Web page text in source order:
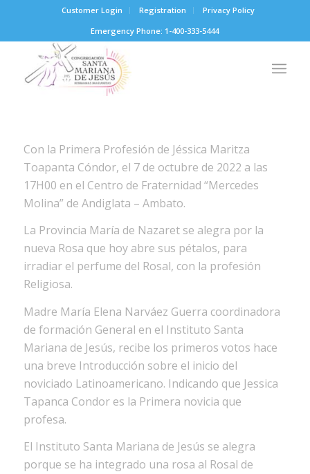
Customer Login Registration
Privacy Policy
Emergency Phone: 1-400-333-5444
Con la Primera Profesión de Jéssica Maritza
Toapanta Cóndor, el 7 de octubre de 2022 a las
17H00 en el Centro de Fraternidad “Mercedes
Molina” de Andiglata – Ambato.
La Provincia María de Nazaret se alegra por la
nueva Rosa que hoy abre sus pétalos, para
irradiar el perfume del Rosal, con la profesión
Religiosa.
Madre María Elena Narváez Guerra coordinadora
de formación General en el Instituto Santa
Mariana de Jesús, recibe los primeros votos hace
una breve Introducción sobre el inicio del
noviciado Latinoamericano. Indicando que Jessica
Tapanca Condor es la Primera novicia que
profesa.
El Instituto Santa Mariana de Jesús se alegra
porque se ha integrado una rosa al Rosal de